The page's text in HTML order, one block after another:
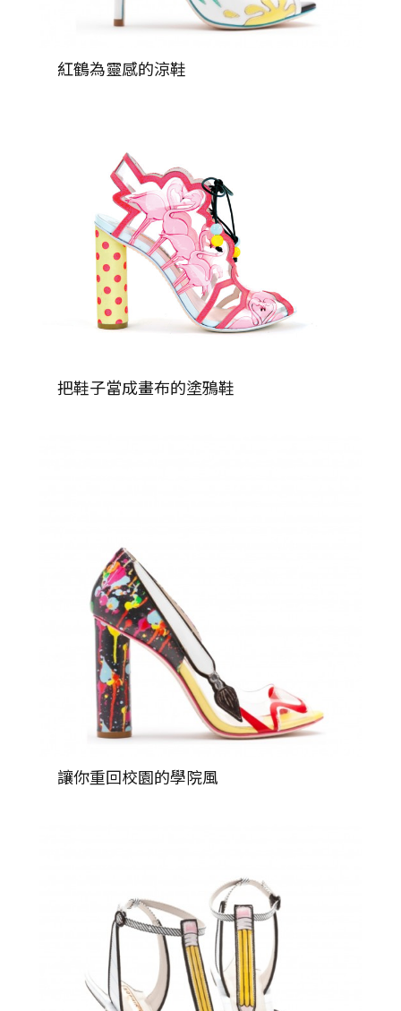
紅鶴為靈感的涼鞋
把鞋子當成畫布的塗鴉鞋
讓你重回校園的學院風